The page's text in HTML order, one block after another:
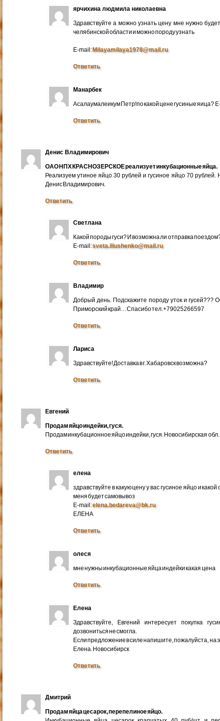
ярчихина людмила николаевна
Здравствуйте а можно узнать цену мне нужно
челябинской области и можно породу узнать
E-mail:Milayamilaya1978@mail.ru
Ответить
Манарбек
Асалаумалеикум Петр!по какой цене гусиные яица?
Ответить
Денис Владимирович
ОАО НПХ КРАСНОЗЕРСКОЕ реализует инкубационные яйца.
Реализуем утиное яйцо 30 рублей и гусиное яйцо 70
Денис Владимирович.
Ответить
Светлана
Какой породы гуси? И возможна ли отправка
E-mail:sveta.iliushenko@mail.ru
Ответить
Владимир
Добрый день. Подскажите породу уток и гусей???
Приморский край…Спасибо тел.+79025266597
Ответить
Лариса
Здравствуйте! Доставка в г. Хабаровск возможна?
Ответить
Евгений
Продам яйцо индейки, гуся.
Продам инкубационное яйцо индейки, гуся. Новосибирская
Ответить
елена
здравствуйте в какую цену у вас гусиное яйцо и
меня будет самовывоз
E-mail:elena.bedareva@bk.ru
ЕЛЕНА
Ответить
олеся
мне нужны инкубационные яйца индейки какая цена
Ответить
Елена
Здравствуйте, Евгений интересует покупка
дозвониться не смогла.
Если предложение в силе напишите, пожалуйста, на
Елена. Новосибирск
Ответить
Дмитрий
Продам яйца цесарок, перепелиное яйцо.